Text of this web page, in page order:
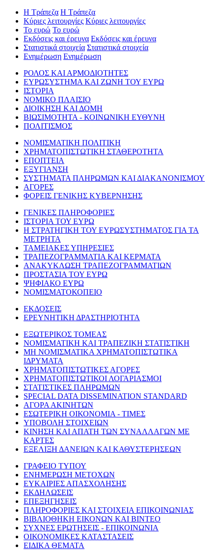
Η Τράπεζα Η Τράπεζα
Κύριες λειτουργίες Κύριες λειτουργίες
Το ευρώ Το ευρώ
Εκδόσεις και έρευνα Εκδόσεις και έρευνα
Στατιστικά στοιχεία Στατιστικά στοιχεία
Ενημέρωση Ενημέρωση
ΡΟΛΟΣ ΚΑΙ ΑΡΜΟΔΙΟΤΗΤΕΣ
ΕΥΡΩΣΥΣΤΗΜΑ ΚΑΙ ΖΩΝΗ ΤΟΥ ΕΥΡΩ
ΙΣΤΟΡΙΑ
ΝΟΜΙΚΟ ΠΛΑΙΣΙΟ
ΔΙΟΙΚΗΣΗ ΚΑΙ ΔΟΜΗ
ΒΙΩΣΙΜΟΤΗΤΑ - ΚΟΙΝΩΝΙΚΗ ΕΥΘΥΝΗ
ΠΟΛΙΤΙΣΜΟΣ
ΝΟΜΙΣΜΑΤΙΚΗ ΠΟΛΙΤΙΚΗ
ΧΡΗΜΑΤΟΠΙΣΤΩΤΙΚΗ ΣΤΑΘΕΡΟΤΗΤΑ
ΕΠΟΠΤΕΙΑ
ΕΞΥΓΙΑΝΣΗ
ΣΥΣΤΗΜΑΤΑ ΠΛΗΡΩΜΩΝ ΚΑΙ ΔΙΑΚΑΝΟΝΙΣΜΟΥ
ΑΓΟΡΕΣ
ΦΟΡΕΙΣ ΓΕΝΙΚΗΣ ΚΥΒΕΡΝΗΣΗΣ
ΓΕΝΙΚΕΣ ΠΛΗΡΟΦΟΡΙΕΣ
ΙΣΤΟΡΙΑ ΤΟΥ ΕΥΡΩ
Η ΣΤΡΑΤΗΓΙΚΗ ΤΟΥ ΕΥΡΩΣΥΣΤΗΜΑΤΟΣ ΓΙΑ ΤΑ
ΜΕΤΡΗΤΑ
ΤΑΜΕΙΑΚΕΣ ΥΠΗΡΕΣΙΕΣ
ΤΡΑΠΕΖΟΓΡΑΜΜΑΤΙΑ ΚΑΙ ΚΕΡΜΑΤΑ
ΑΝΑΚΥΚΛΩΣΗ ΤΡΑΠΕΖΟΓΡΑΜΜΑΤΙΩΝ
ΠΡΟΣΤΑΣΙΑ ΤΟΥ ΕΥΡΩ
ΨΗΦΙΑΚΟ ΕΥΡΩ
ΝΟΜΙΣΜΑΤΟΚΟΠΕΙΟ
ΕΚΔΟΣΕΙΣ
ΕΡΕΥΝΗΤΙΚΗ ΔΡΑΣΤΗΡΙΟΤΗΤΑ
ΕΞΩΤΕΡΙΚΟΣ ΤΟΜΕΑΣ
ΝΟΜΙΣΜΑΤΙΚΗ ΚΑΙ ΤΡΑΠΕΖΙΚΗ ΣΤΑΤΙΣΤΙΚΗ
ΜΗ ΝΟΜΙΣΜΑΤΙΚΑ ΧΡΗΜΑΤΟΠΙΣΤΩΤΙΚΑ
ΙΔΡΥΜΑΤΑ
ΧΡΗΜΑΤΟΠΙΣΤΩΤΙΚΕΣ ΑΓΟΡΕΣ
ΧΡΗΜΑΤΟΠΙΣΤΩΤΙΚΟΙ ΛΟΓΑΡΙΑΣΜΟΙ
ΣΤΑΤΙΣΤΙΚΕΣ ΠΛΗΡΩΜΩΝ
SPECIAL DATA DISSEMINATION STANDARD
ΑΓΟΡΑ ΑΚΙΝΗΤΩΝ
ΕΣΩΤΕΡΙΚΗ ΟΙΚΟΝΟΜΙΑ - ΤΙΜΕΣ
ΥΠΟΒΟΛΗ ΣΤΟΙΧΕΙΩΝ
ΚΙΝΗΣΗ ΚΑΙ ΑΠΑΤΗ ΤΩΝ ΣΥΝΑΛΛΑΓΩΝ ΜΕ
ΚΑΡΤΕΣ
ΕΞΕΛΙΞΗ ΔΑΝΕΙΩΝ ΚΑΙ ΚΑΘΥΣΤΕΡΗΣΕΩΝ
ΓΡΑΦΕΙΟ ΤΥΠΟΥ
ΕΝΗΜΕΡΩΣΗ ΜΕΤΟΧΩΝ
ΕΥΚΑΙΡΙΕΣ ΑΠΑΣΧΟΛΗΣΗΣ
ΕΚΔΗΛΩΣΕΙΣ
ΕΠΕΞΗΓΗΣΕΙΣ
ΠΛΗΡΟΦΟΡΙΕΣ ΚΑΙ ΣΤΟΙΧΕΙΑ ΕΠΙΚΟΙΝΩΝΙΑΣ
ΒΙΒΛΙΟΘΗΚΗ ΕΙΚΟΝΩΝ ΚΑΙ ΒΙΝΤΕΟ
ΣΥΧΝΕΣ ΕΡΩΤΗΣΕΙΣ - ΕΠΙΚΟΙΝΩΝΙΑ
ΟΙΚΟΝΟΜΙΚΕΣ ΚΑΤΑΣΤΑΣΕΙΣ
ΕΙΔΙΚΑ ΘΕΜΑΤΑ